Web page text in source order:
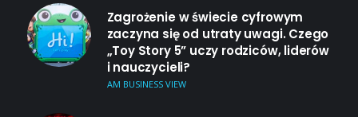
Zagrożenie w świecie cyfrowym
zaczyna się od utraty uwagi. Czego
„Toy Story 5” uczy rodziców, liderów
i nauczycieli?
AM BUSINESS VIEW